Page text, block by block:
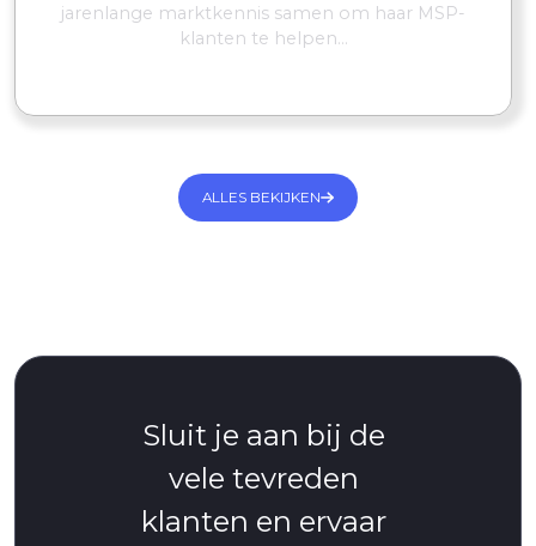
jarenlange marktkennis samen om haar MSP-
klanten te helpen...
ALLES BEKIJKEN
Sluit je aan bij de
vele tevreden
klanten en ervaar